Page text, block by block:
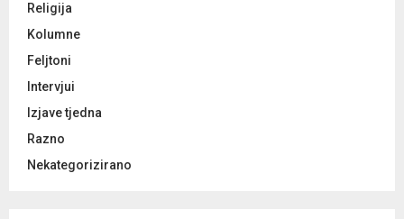
Religija
Kolumne
Feljtoni
Intervjui
Izjave tjedna
Razno
Nekategorizirano